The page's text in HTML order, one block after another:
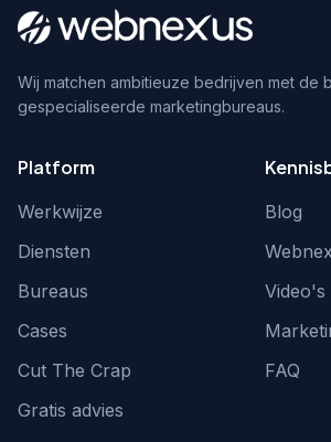
Wij matchen ambitieuze bedrijven met de
gespecialiseerde marketingbureaus.
Platform
Werkwijze
Diensten
Bureaus
Cases
Cut The Crap
Gratis advies
Blog
Video's
FAQ